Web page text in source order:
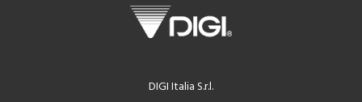
DIGI Italia S.r.l.